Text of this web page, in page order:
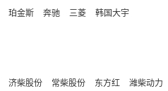
珀金斯 奔驰 三菱 韩国大宇
济柴股份 常柴股份 东方红 潍柴动力